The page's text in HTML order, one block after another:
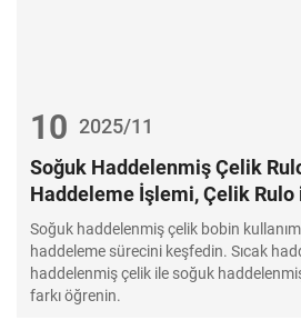
Soğuk Haddelenmiş Çelik
Haddeleme İşlemi, Çelik Rulo
Haddelenmiş Sac ve Sıcak
Arasındaki Fark
Soğuk haddelenmiş çelik bobin
haddeleme sürecini keşfedin. Sıcak
haddelenmiş çelik ile soğuk
farkı öğrenin.
10 2025/11